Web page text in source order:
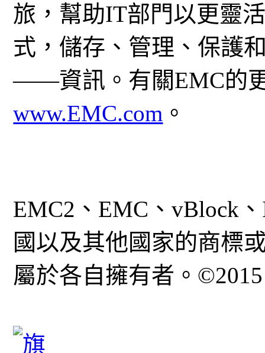
旅，幫助IT部門以更靈
式，儲存、管理、保護
——資訊。有關EMC的
www.EMC.com 。
EMC2、EMC、vBlock
國以及其他國家的商標
屬於各自擁有者。